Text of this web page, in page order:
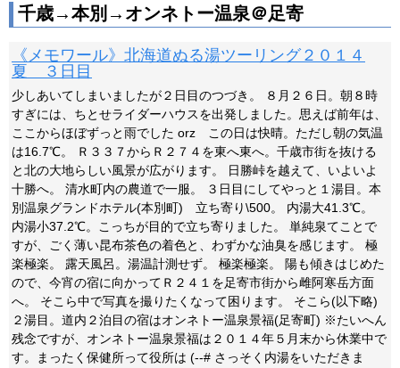
千歳→本別→オンネトー温泉＠足寄
《メモワール》北海道ぬる湯ツーリング２０１４
夏 ３日目
少しあいてしまいましたが２日目のつづき。 ８月２６日。朝８時
すぎには、ちとせライダーハウスを出発しました。思えば前年は、
ここからほぼずっと雨でした orz この日は快晴。ただし朝の気温
は16.7℃。 Ｒ３３７からＲ２７４を東へ東へ。千歳市街を抜ける
と北の大地らしい風景が広がります。 日勝峠を越えて、いよいよ
十勝へ。 清水町内の農道で一服。 ３日目にしてやっと１湯目。本
別温泉グランドホテル(本別町) 立ち寄り\500。 内湯大41.3℃。
内湯小37.2℃。こっちが目的で立ち寄りました。 単純泉てことで
すが、ごく薄い昆布茶色の着色と、わずかな油臭を感じます。 極
楽極楽。 露天風呂。湯温計測せず。 極楽極楽。 陽も傾きはじめた
ので、今宵の宿に向かってＲ２４１を足寄市街から雌阿寒岳方面
へ。 そこら中で写真を撮りたくなって困ります。 そこら(以下略)
２湯目。道内２泊目の宿はオンネトー温泉景福(足寄町) ※たいへん
残念ですが、オンネトー温泉景福は２０１４年５月末から休業中で
す。まったく保健所って役所は (--# さっそく内湯をいただきま